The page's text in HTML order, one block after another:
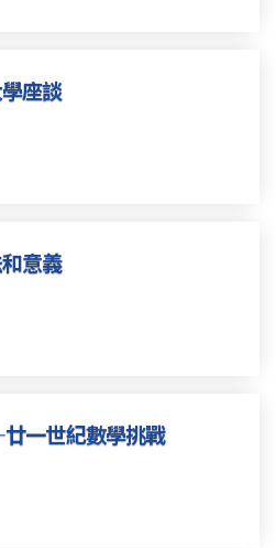
座談
意義
一世紀數學挑戰